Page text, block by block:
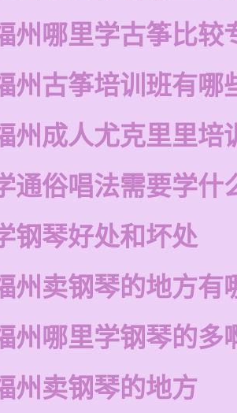
州哪里学古筝比较
州古筝培训班有哪
州成人尤克里里培
通俗唱法需要学什
钢琴好处和坏处
州卖钢琴的地方有
州哪里学钢琴的多
州卖钢琴的地方